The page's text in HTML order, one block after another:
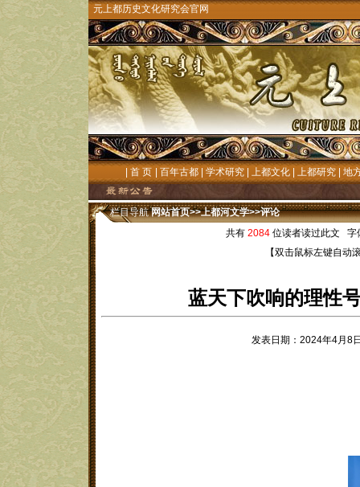
元上都历史文化研究会官网
首 页 百年古都 学术研究 上都文化 上都研究 地
栏目导航 网站首页>>上都河文学>>评论
共有 2084位读者读过此文 字
【双击鼠标左键自
蓝天下吹响的理性
发表日期：2024年4月